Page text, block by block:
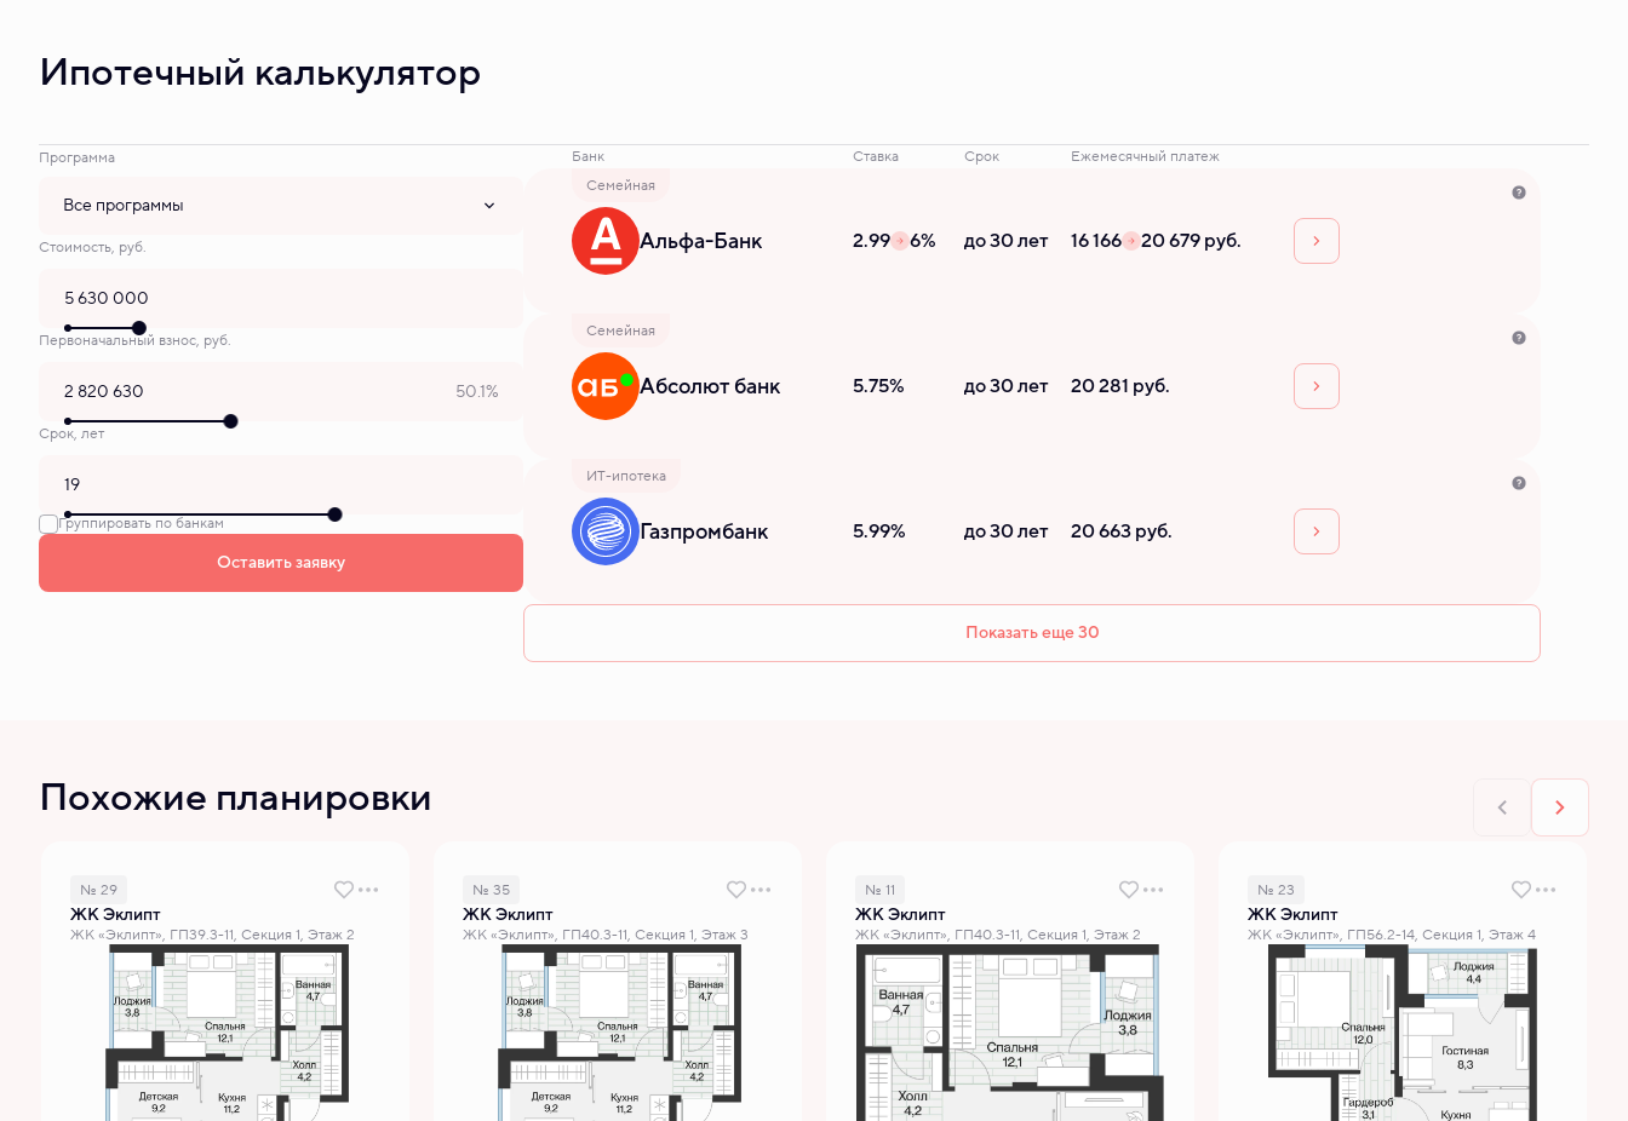
Ипотечный калькулятор
Программа
Все программы
Стоимость, руб.
Первоначальный взнос, руб.
50.1%
Срок, лет
Группировать по банкам
Оставить заявку
Банк Ставка Срок
Ежемесячный платеж
Семейная
Альфа-Банк 2.99 6% до 30 лет 16 166 20 679 руб.
Семейная
Абсолют банк 5.75% до 30 лет 20 281 руб.
ИТ-ипотека
Газпромбанк 5.99% до 30 лет 20 663 руб.
Показать еще 30
Похожие планировки
№ 29
ЖК Эклипт
ЖК «Эклипт», ГП39.3-11, Секция 1, Этаж 2
№ 35
ЖК Эклипт
ЖК «Эклипт», ГП40.3-11, Секция 1, Этаж 3
№ 11
ЖК Эклипт
ЖК «Эклипт», ГП40.3-11, Секция 1, Этаж 2
№ 23
ЖК Эклипт
ЖК «Эклипт», ГП56.2-14, Секция 1, Этаж 4